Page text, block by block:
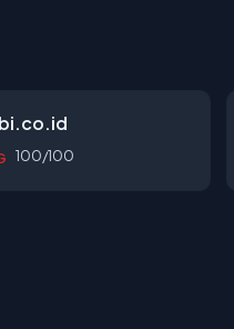
100/100